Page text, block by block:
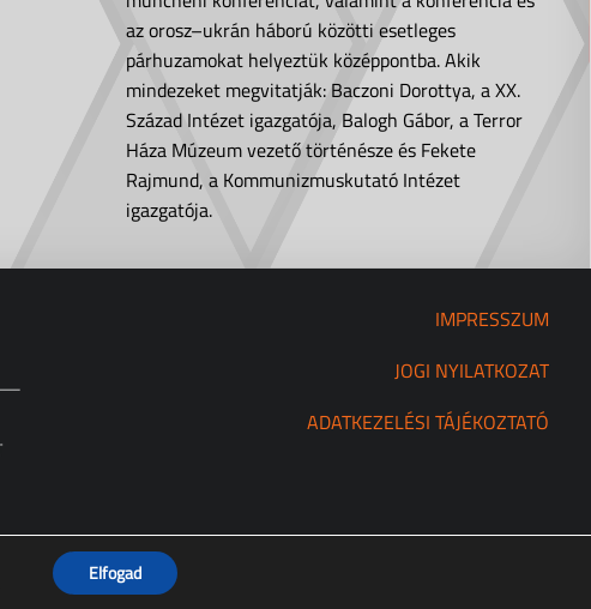
az orosz–ukrán háború közötti esetleges
párhuzamokat helyeztük középpontba. Akik
mindezeket megvitatják: Baczoni Dorottya, a XX.
Század Intézet igazgatója, Balogh Gábor, a Terror
Háza Múzeum vezető történésze és Fekete
Rajmund, a Kommunizmuskutató Intézet
igazgatója.
IMPRESSZUM
JOGI NYILATKOZAT
ADATKEZELÉSI TÁJÉKOZTATÓ
Elfogad